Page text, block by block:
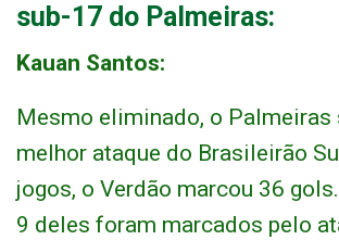
sub-17 do Palmeiras:
Kauan Santos:
Mesmo eliminado, o Palmeiras
melhor ataque do Brasileirão
jogos, o Verdão marcou 36
9 deles foram marcados pelo